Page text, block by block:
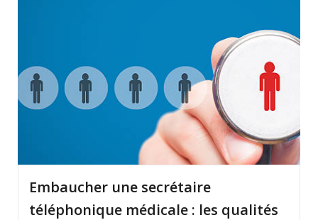
Embaucher une secrétaire
téléphonique médicale : les qualités